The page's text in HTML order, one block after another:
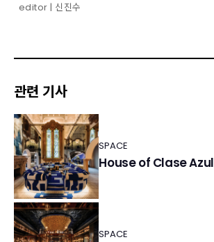
editor | 신진수
관련 기사
SPACE
House of Clase Azul
SPACE